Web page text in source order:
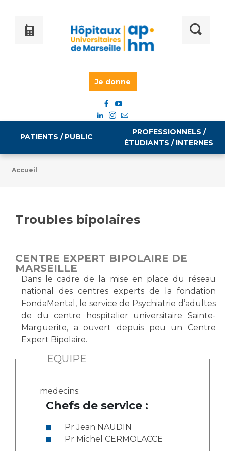
Je donne
PATIENTS / PUBLIC
Tarifs
Vous allez être hospitalisé(e)
Vous avez un examen d'imagerie ou de radiologie
à réaliser
Vous avez une analyse à réaliser
Vous venez en consultation
myaphm, votre espace santé en ligne
Infos COVID-19
Culture à l'hôpital
Les associations
Livret d'accueil
PROFESSIONNELS /
ÉTUDIANTS / INTERNES
Emploi / formation
Emplois administratifs
Emplois médicaux
Espace Formation
Étudiants hospitaliers
Emplois techniques et médico-techniques
Emplois divers
Statuts
La recherche clinique à l'AP-HM
Accueil
Troubles bipolaires
CENTRE EXPERT BIPOLAIRE DE
MARSEILLE
Dans le cadre de la mise en place du réseau
national des centres experts de la fondation
FondaMental, le service de Psychiatrie d’adultes
de du centre hospitalier universitaire Sainte-
Marguerite, a ouvert depuis peu un Centre
Expert Bipolaire.
EQUIPE
medecins:
Chefs de service :
Pr Jean NAUDIN
Pr Michel CERMOLACCE